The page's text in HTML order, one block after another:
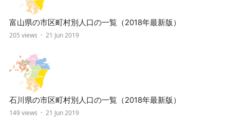
富山県の市区町村別人口の一覧（2018年最新版）
205 views 21 Jun 2019
石川県の市区町村別人口の一覧（2018年最新版）
149 views 21 Jun 2019